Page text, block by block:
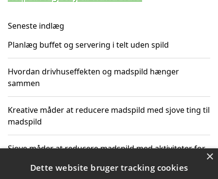
Seneste indlæg
Planlæg buffet og servering i telt uden spild
Hvordan drivhuseffekten og madspild hænger
sammen
Kreative måder at reducere madspild med sjove ting til
madspild
Sjove måder at reducere madspild med aktiviteter for×
Dette website bruger tracking cookies